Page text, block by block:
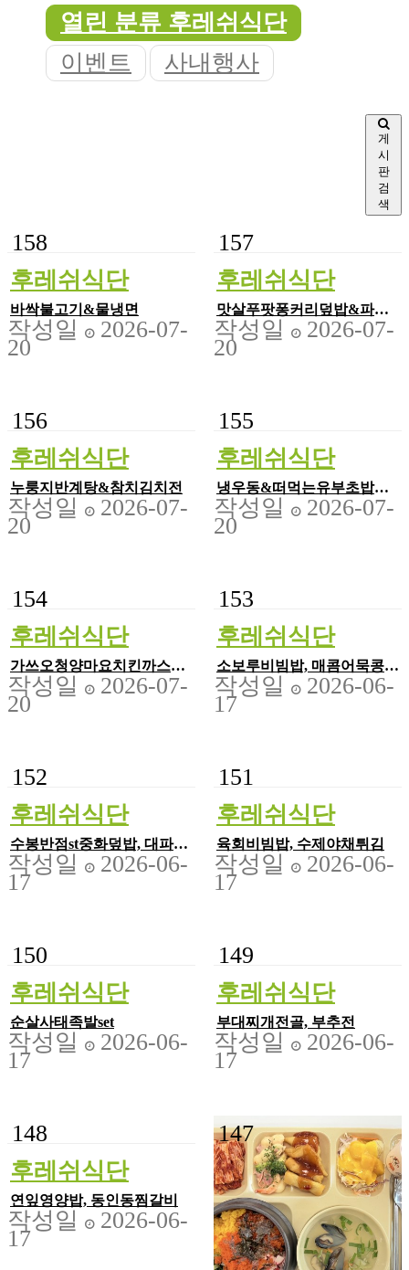
열린 분류 후레쉬식단
이벤트
사내행사
게
시
판
검
색
158
후레쉬식단
바싹불고기&물냉면
작성일 2026-07-
20
157
후레쉬식단
맛살푸팟퐁커리덮밥&파라
타빵
작성일 2026-07-
20
156
후레쉬식단
누룽지반계탕&참치김치전
작성일 2026-07-
20
155
후레쉬식단
냉우동&떠먹는유부초밥&
인절미꿔바로우
작성일 2026-07-
20
154
후레쉬식단
가쓰오청양마요치킨까스&
냉우동샐러드
작성일 2026-07-
20
153
후레쉬식단
소보루비빔밥, 매콤어묵콩나
물찜
작성일 2026-06-
17
152
후레쉬식단
수봉반점st중화덮밥, 대파청
양탕수육
작성일 2026-06-
17
151
후레쉬식단
육회비빔밥, 수제야채튀김
작성일 2026-06-
17
150
후레쉬식단
순살사태족발set
작성일 2026-06-
17
149
후레쉬식단
부대찌개전골, 부추전
작성일 2026-06-
17
148
후레쉬식단
연잎영양밥, 동인동찜갈비
작성일 2026-06-
17
147